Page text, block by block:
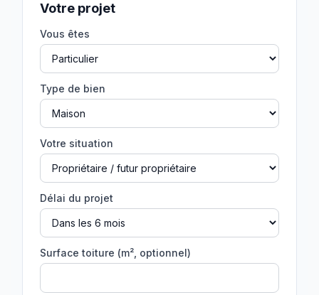
Votre projet
Vous êtes
Type de bien
Votre situation
Délai du projet
Surface toiture (m², optionnel)